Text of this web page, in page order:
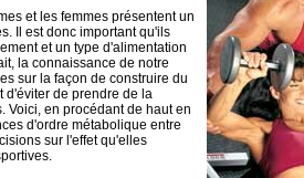
et les femmes présentent un
Il est donc important qu'ils
et un type d'alimentation
la connaissance de notre
sur la façon de construire du
d'éviter de prendre de la
Voici, en procédant de haut en
d'ordre métabolique entre
sur l'effet qu'elles